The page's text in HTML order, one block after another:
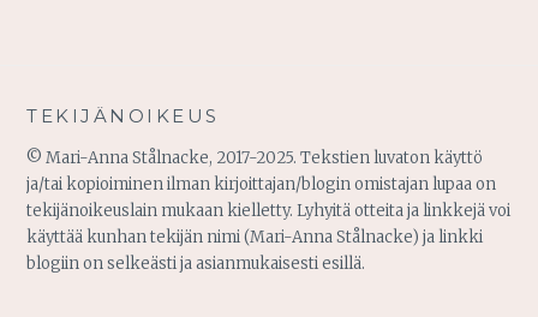
TEKIJÄNOIKEUS
© Mari-Anna Stålnacke, 2017-2025. Tekstien luvaton käyttö
ja/tai kopioiminen ilman kirjoittajan/blogin omistajan lupaa on
tekijänoikeuslain mukaan kielletty. Lyhyitä otteita ja linkkejä voi
käyttää kunhan tekijän nimi (Mari-Anna Stålnacke) ja linkki
blogiin on selkeästi ja asianmukaisesti esillä.